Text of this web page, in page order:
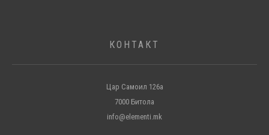
КОНТАКТ
Цар Самоил 126а
7000 Битола
info@elementi.mk